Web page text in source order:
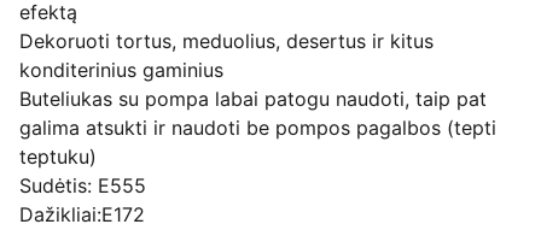
efektą
Dekoruoti tortus, meduolius, desertus ir kitus
konditerinius gaminius
Buteliukas su pompa labai patogu naudoti, taip pat
galima atsukti ir naudoti be pompos pagalbos (tepti
teptuku)
Sudėtis: E555
Dažikliai:E172